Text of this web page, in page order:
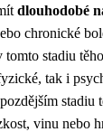
dlouhodobé
chronické
tomto stadiu
tak i
stadiu
vinu nebo